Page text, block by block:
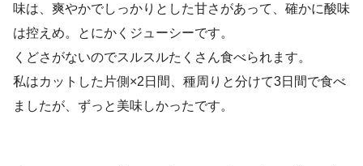
味は、爽やかでしっかりとした甘さがあって、確かに酸味
は控えめ。とにかくジューシーです。
くどさがないのでスルスルたくさん食べられます。
私はカットした片側×2日間、種周りと分けて3日間で食べ
ましたが、ずっと美味しかったです。